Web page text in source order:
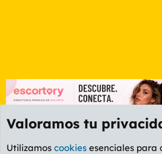
Valoramos tu
Utilizamos cookies esenciales para